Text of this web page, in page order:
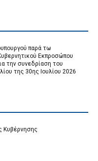
παρά τω
Εκπροσώπου
την συνεδρίαση του
της 30ης Ιουλίου 2026
Κυβέρνησης